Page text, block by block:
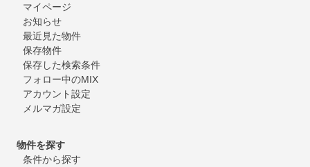
マイページ
お知らせ
最近見た物件
保存物件
保存した検索条件
フォロー中のMIX
アカウント設定
メルマガ設定
物件を探す
条件から探す